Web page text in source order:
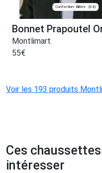
Confection: Billère (64)
Bonnet Prapoutel
Montlimart
55€
Voir les 193 produits
Ces
intéresser